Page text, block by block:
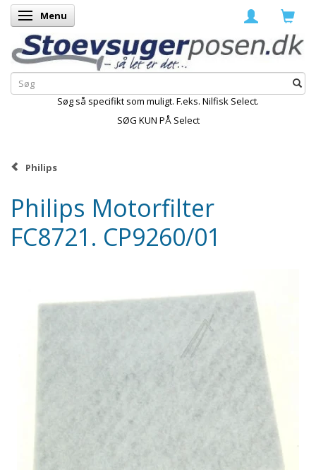
Skifte navigation
Menu
Søg så specifikt som muligt. F.eks. Nilfisk Select.
SØG KUN PÅ Select
Philips
Philips Motorfilter
FC8721. CP9260/01